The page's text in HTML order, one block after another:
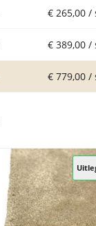
€ 265,00 /
€ 389,00 /
€ 779,00 /